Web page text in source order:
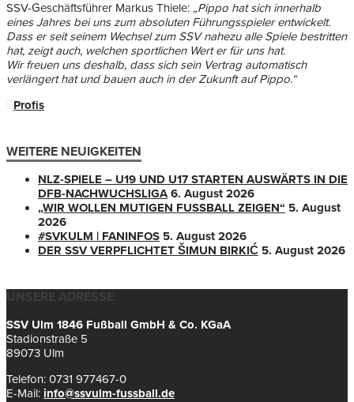
SSV-Geschäftsführer Markus Thiele: „Pippo hat sich innerhalb
eines Jahres bei uns zum absoluten Führungsspieler entwickelt.
Dass er seit seinem Wechsel zum SSV nahezu alle Spiele bestritten
hat, zeigt auch, welchen sportlichen Wert er für uns hat.
Wir freuen uns deshalb, dass sich sein Vertrag automatisch
verlängert hat und bauen auch in der Zukunft auf Pippo.“
Profis
WEITERE NEUIGKEITEN
NLZ-SPIELE – U19 UND U17 STARTEN AUSWÄRTS IN DIE
DFB-NACHWUCHSLIGA 6. August 2026
„WIR WOLLEN MUTIGEN FUSSBALL ZEIGEN“
5. August
2026
#SVKULM | FANINFOS 5. August 2026
DER SSV VERPFLICHTET ŠIMUN BIRKIĆ 5. August 2026
UNSERE ADRESSE
SSV Ulm 1846 Fußball GmbH & Co. KGaA
Stadionstraße 5
89073 Ulm
Telefon: 0731 977467-0
E-Mail: info@ssvulm-fussball.de